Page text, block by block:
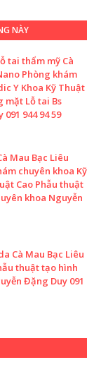
NÀY
tai thẩm mỹ Cà
Phòng khám
Y Khoa Kỹ Thuật
mặt Lỗ tai Bs
944 94 59
Mau Bạc Liêu
chuyên khoa Kỹ
Cao Phẫu thuật
khoa Nguyễn
Cà Mau Bạc Liêu
thuật tạo hình
Đặng Duy 091